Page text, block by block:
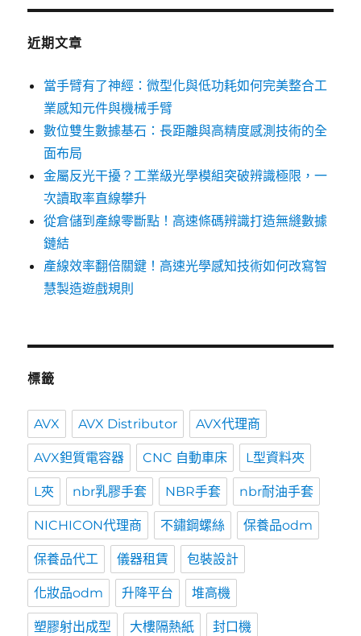
近期文章
當手臂有了神經：微型化與低功耗如何完美整合工
業感知元件與機械手臂
數位雙生數據基石：長距離與高精度感測技術的全
面布局
金屬反光干擾？工業級光學模組突破辨識極限，一
次讀取率直線攀升
從倉儲到產線零斷點！高速條碼辨識打造無縫數據
鏈結
產線效率翻倍關鍵！高速光學感知技術如何改寫智
慧製造遊戲規則
標籤
AVX AVX Distributor AVX代理商
AVX鉭質電容器 CNC 自動車床 L型資料夾
L夾 nbr乳膠手套 NBR手套 nbr耐油手套
NICHICON代理商 不鏽鋼螺絲 保養品odm
保養品代工 儀器租賃 包裝設計
化妝品odm 升降平台 堆高機
塑膠射出成型 大樓隔熱紙 封口機